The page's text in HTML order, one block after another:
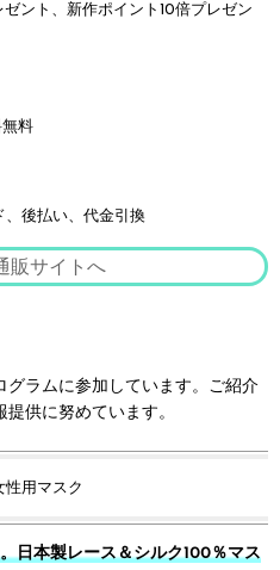
ント、新作ポイント10倍プレゼン
料
、後払い、代金引換
販サイトへ
ラムに参加しています。ご紹介
供に努めています。
性用マスク
日本製レース＆シルク100％マス